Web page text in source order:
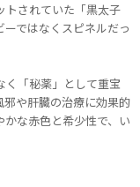
トされていた「黒太子
ではなくスピネルだっ
く「秘薬」として重宝
や肝臓の治療に効果的
な赤色と希少性で、い